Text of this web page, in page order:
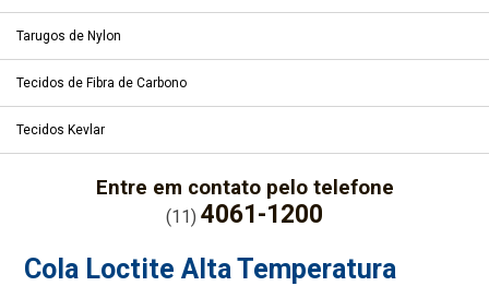
Tarugos de Nylon
Tecidos de Fibra de Carbono
Tecidos Kevlar
Entre em contato pelo telefone
(11) 4061-1200
Cola Loctite Alta Temperatura